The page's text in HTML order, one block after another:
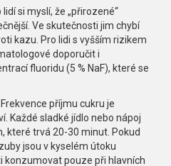
si myslí, že „přirozené“
Ve skutečnosti jim chybí
kazu. Pro lidi s vyšším rizikem
doporučit i
fluoridu (5 % NaF), které se
příjmu cukru je
Každé sladké jídlo nebo nápoj
které trvá 20-30 minut. Pokud
jsou v kyselém útoku
konzumovat pouze při hlavních